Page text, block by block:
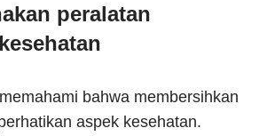
peralatan
bahwa membersihkan
aspek kesehatan.